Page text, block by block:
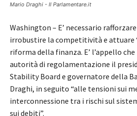
Mario Draghi - Il Parlamentare.it
Washington – E’ necessario
irrobustire la competitività e attuare
riforma della finanza. E’ l’appello
autorità di regolamentazione il
Stability Board e governatore della
Draghi, in seguito “alle tensioni sui
interconnessione tra i rischi sul
sui debiti”.